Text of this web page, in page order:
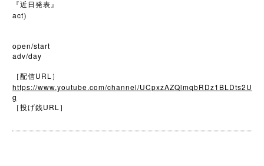
『近日発表』
act)
open/start
adv/day
［配信URL ］
https://www.youtube.com/channel/UCpxzAZQlmqbRDz1BLDts2U
g
［投げ銭URL ］